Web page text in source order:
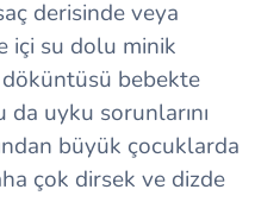
derisinde veya
içi su dolu minik
bebekte
da uyku sorunlarını
büyük çocuklarda
çok dirsek ve dizde